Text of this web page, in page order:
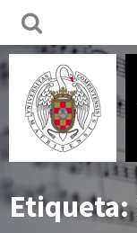
Etiqueta: